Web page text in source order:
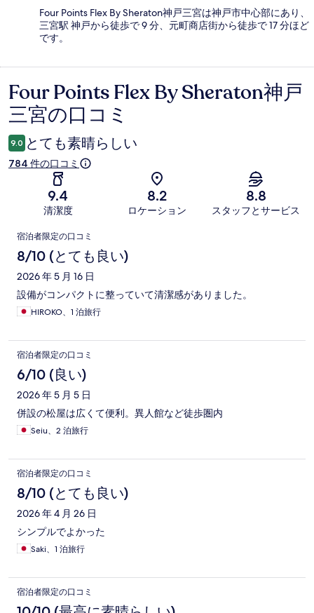
Four Points Flex By Sheraton神戸三宮は神戸市中心部にあり、
三宮駅 神戸から徒歩で 9 分、元町商店街から徒歩で 17 分ほど
です。
口
コ
ミ
Four Points Flex By Sheraton神戸
三宮の口コミ
9.0 とても素晴らしい
784 件の口コミ
9.4
清潔度
8.2
ロケーション
8.8
スタッフとサービス
口
コ
ミ
宿泊者限定の口コミ
8/10 (とても良い)
2026 年 5 月 16 日
設備がコンパクトに整っていて清潔感がありました。
HIROKO、1 泊旅行
宿泊者限定の口コミ
6/10 (良い)
2026 年 5 月 5 日
併設の松屋は広くて便利。異人館など徒歩圏内
Seiu、2 泊旅行
宿泊者限定の口コミ
8/10 (とても良い)
2026 年 4 月 26 日
シンプルでよかった
Saki、1 泊旅行
宿泊者限定の口コミ